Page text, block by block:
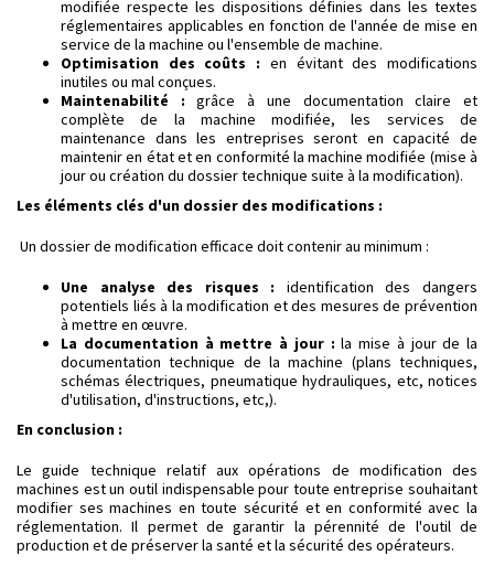
modifiée respecte les dispositions définies dans les textes
réglementaires applicables en fonction de l'année de mise en
service de la machine ou l'ensemble de machine.
Optimisation des coûts : en évitant des modifications
inutiles ou mal conçues.
Maintenabilité : grâce à une documentation claire et
complète de la machine modifiée, les services de
maintenance dans les entreprises seront en capacité de
maintenir en état et en conformité la machine modifiée (mise à
jour ou création du dossier technique suite à la modification).
Les éléments clés d'un dossier des modifications :
Un dossier de modification efficace doit contenir au minimum :
Une analyse des risques : identification des dangers
potentiels liés à la modification et des mesures de prévention
à mettre en œuvre.
La documentation à mettre à jour : la mise à jour de la
documentation technique de la machine (plans techniques,
schémas électriques, pneumatique hydrauliques, etc, notices
d'utilisation, d'instructions, etc,).
En conclusion :
Le guide technique relatif aux opérations de modification des
machines est un outil indispensable pour toute entreprise souhaitant
modifier ses machines en toute sécurité et en conformité avec la
réglementation. Il permet de garantir la pérennité de l'outil de
production et de préserver la santé et la sécurité des opérateurs.